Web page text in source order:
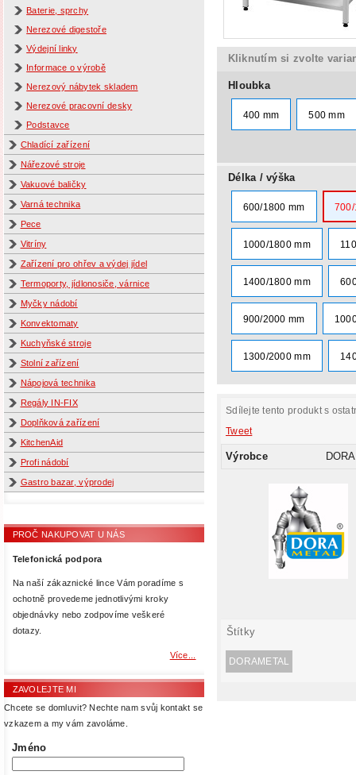
Baterie, sprchy
Nerezové digestoře
Výdejní linky
Informace o výrobě
Nerezový nábytek skladem
Nerezové pracovní desky
Podstavce
Chladící zařízení
Nářezové stroje
Vakuové baličky
Varná technika
Pece
Vitríny
Zařízení pro ohřev a výdej jídel
Termoporty, jídlonosiče, várnice
Myčky nádobí
Konvektomaty
Kuchyňské stroje
Stolní zařízení
Nápojová technika
Regály IN-FIX
Doplňková zařízení
KitchenAid
Profi nádobí
Gastro bazar, výprodej
PROČ NAKUPOVAT U NÁS
Telefonická podpora
Na naší zákaznické lince Vám poradíme s
ochotně provedeme jednotlivými kroky
objednávky nebo zodpovíme veškeré
dotazy.
Více...
ZAVOLEJTE MI
Chcete se domluvit? Nechte nam svůj kontakt se
vzkazem a my vám zavoláme.
Jméno
Kliknutím si zvolte
Hloubka
400 mm 500 mm
Délka / výška
600/1800 mm
1000/1800 mm
1400/1800 mm
900/2000 mm
1300/2000 mm
Sdílejte tento produkt s
Tweet
Výrobce
Štítky
DORAMETAL